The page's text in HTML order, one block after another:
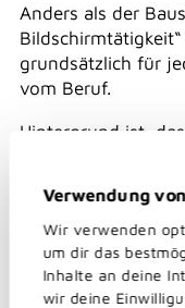
Verwendung
Wir verwenden
um dir das
Inhalte an deine
wir deine
Anders als der
grundsätzlich für
vom Beruf.
Hintergrund ist,
Bereich des
unmöglich, die
entsprechend